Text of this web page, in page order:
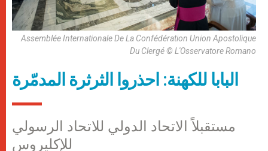
Assemblée Internationale De La Confédération Union Apostolique
Du Clergé © L'Osservatore Romano
البابا للكهنة: احذروا الثرثرة المدمّرة
مستقبلاً الاتحاد الدولي للاتحاد الرسولي
للإكليروس